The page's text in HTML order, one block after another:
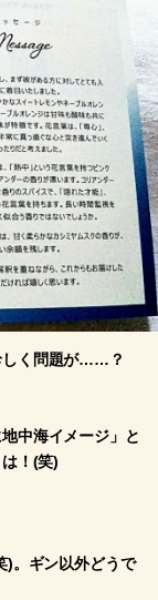
く問題が……？
中海イメージ」と
！(笑)
。ギン以外どうで